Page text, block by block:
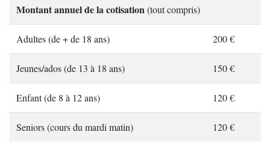
Montant annuel de la cotisation(tout compris)
Adultes (de + de 18 ans) 200 €
Jeunes/ados (de 13 à 18 ans) 150 €
Enfant (de 8 à 12 ans) 120 €
Seniors (cours du mardi matin) 120 €